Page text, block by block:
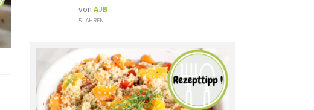
von AJB
5 JAHREN